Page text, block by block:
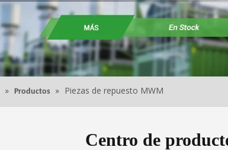
» Productos » Piezas de repuesto MWM
Centro de